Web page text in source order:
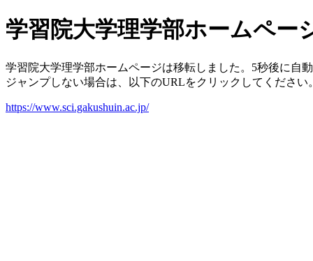
学習院大学理学部ホームペー
学習院大学理学部ホームページは移転しました。5秒後に自
ジャンプしない場合は、以下のURLをクリックしてください
https://www.sci.gakushuin.ac.jp/